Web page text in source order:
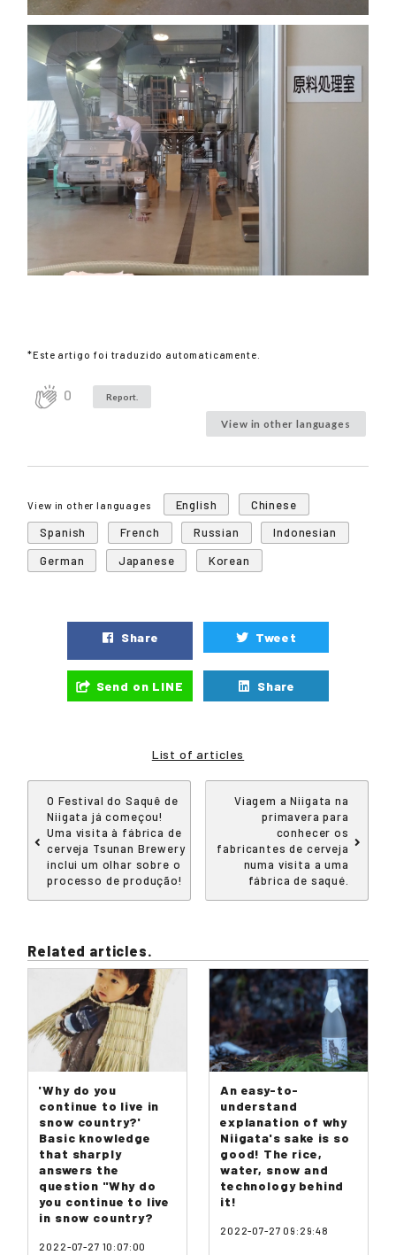
*Este artigo foi traduzido automaticamente.
0 Report.
View in other languages
View in other languages English
Chinese
Spanish
French Russian
Indonesian
German
Japanese Korean
Share Tweet
Send on LINE Share
List of articles
O Festival do Saquê de
Niigata já começou!
Uma visita à fábrica de
cerveja Tsunan Brewery
inclui um olhar sobre o
processo de produção!
Viagem a Niigata na
primavera para
conhecer os
fabricantes de cerveja
numa visita a uma
fábrica de saqué.
Related articles.
'Why do you
continue to live in
snow country?'
Basic knowledge
that sharply
answers the
question "Why do
you continue to live
in snow country?
2022-07-27 10:07:00
An easy-to-
understand
explanation of why
Niigata's sake is so
good! The rice,
water, snow and
technology behind
it!
2022-07-27 09:29:48